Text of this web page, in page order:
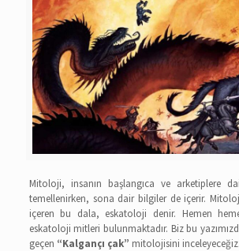
Mitoloji, insanın başlangıca ve arketiplere
temellenirken, sona dair bilgiler de içerir.
içeren bu dala, eskatoloji denir. Hemen
eskatoloji mitleri bulunmaktadır. Biz bu
geçen “Kalgançı çak” mitolojisini inceleyeceğiz.